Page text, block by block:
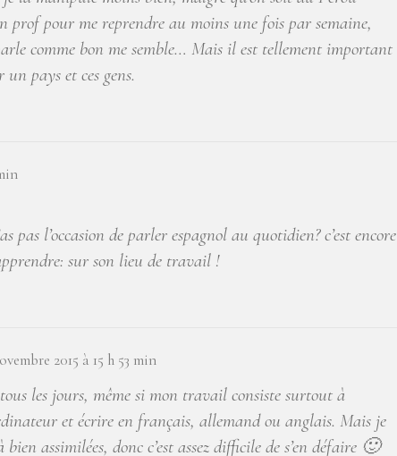
prof pour me reprendre au moins une fois par semaine,
comme bon me semble… Mais il est tellement important
pays et ces gens.
pas l’occasion de parler espagnol au quotidien? c’est encore
sur son lieu de travail !
2015 à 15 h 53 min
les jours, même si mon travail consiste surtout à
et écrire en français, allemand ou anglais. Mais je
assimilées, donc c’est assez difficile de s’en défaire 🙂